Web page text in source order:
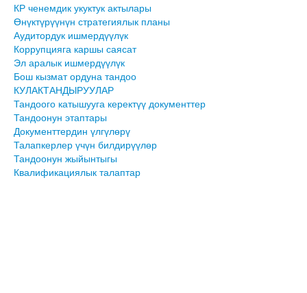
КР ченемдик укуктук актылары
Өнүктүрүүнүн стратегиялык планы
Аудитордук ишмердүүлүк
Коррупцияга каршы саясат
Эл аралык ишмердүүлүк
Бош кызмат ордуна тандоо
КУЛАКТАНДЫРУУЛАР
Тандоого катышууга керектүү документтер
Тандоонун этаптары
Документтердин үлгүлөрү
Талапкерлер үчүн билдирүүлөр
Тандоонун жыйынтыгы
Квалификациялык талаптар